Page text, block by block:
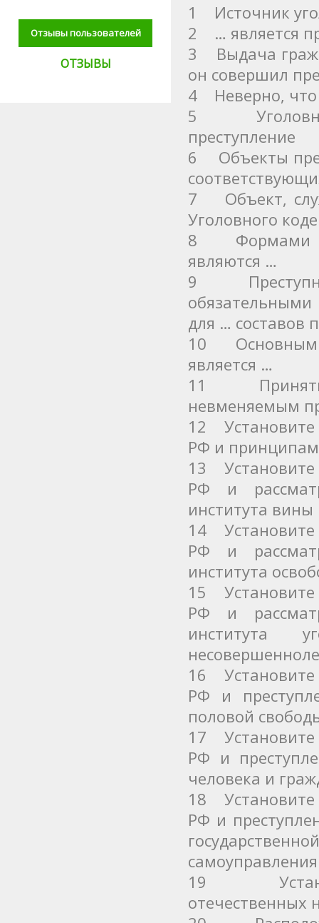
Отзывы пользователей
ОТЗЫВЫ
1 Источник
2 … является
3 Выдача
он совершил
4 Неверно, что
5 Уголовная
преступление
6 Объекты
7 Объект,
Уголовного
8 Формами
являются …
9
для … составов
10 Основным
является …
11 Принять
невменяемым
12 Установите
РФ и
13 Установите
РФ и
института
14 Установите
РФ и
института
15 Установите
РФ и
института
16 Установите
РФ и
половой
17 Установите
РФ и
человека и
18 Установите
РФ и
19
отечественных